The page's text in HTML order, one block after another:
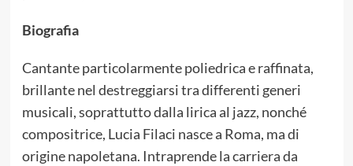
Biografia
Cantante particolarmente poliedrica e raffinata,
brillante nel destreggiarsi tra differenti generi
musicali, soprattutto dalla lirica al jazz, nonché
compositrice, Lucia Filaci nasce a Roma, ma di
origine napoletana. Intraprende la carriera da